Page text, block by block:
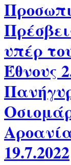
υπέρ
Έθνους
19.7.2022